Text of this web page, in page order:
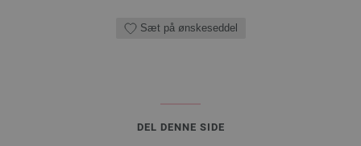
Sæt på ønskeseddel
DEL DENNE SIDE